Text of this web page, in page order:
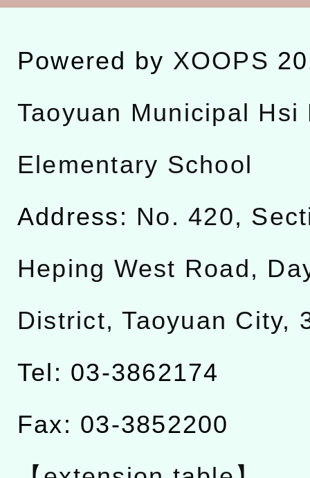
Powered by XOOPS
Taoyuan Municipal Hsi
Elementary School
Address: No. 420,
Heping West Road,
District, Taoyuan City,
Tel: 03-3862174
Fax: 03-3852200